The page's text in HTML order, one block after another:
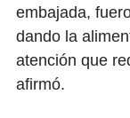
embajada,
dando la
atención que
afirmó.